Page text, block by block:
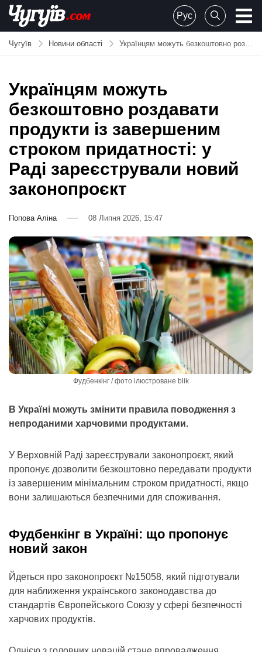
Skip
content
Chuguiv
Рус
Чугуїв Новини області Українцям можуть безкоштовно роздавати продукти із завершеним строком придатності: у Раді зареєстрували новий законопроєкт
Українцям можуть
безкоштовно роздавати
продукти із завершеним
строком придатності: у
Раді зареєстрували новий
законопроєкт
Попова Аліна 08 Липня 2026, 15:47
Фудбенкінг / фото ілюстроване blik
В Україні можуть змінити правила поводження з
непроданими харчовими продуктами.
У Верховній Раді зареєстрували законопроєкт, який
пропонує дозволити безкоштовно передавати продукти
із завершеним мінімальним строком придатності, якщо
вони залишаються безпечними для споживання.
Фудбенкінг в Україні: що пропонує
новий закон
Йдеться про законопроєкт №15058, який підготували
для наближення українського законодавства до
стандартів Європейського Союзу у сфері безпечності
харчових продуктів.